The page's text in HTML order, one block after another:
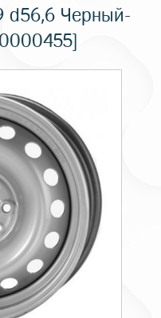
d56,6 Черный-